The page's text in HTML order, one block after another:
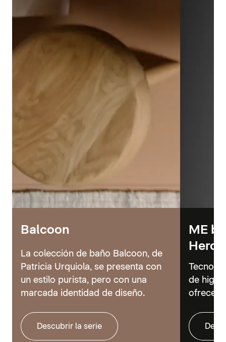
Balcoon
La colección de baño Balcoon, de
Patricia Urquiola, se presenta con
un estilo purista, pero con una
marcada identidad de diseño.
Descubrir la serie
ME
Hero
de
ofrecer